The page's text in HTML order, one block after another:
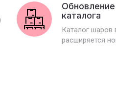
Обновление
каталога
Каталог шаров
расширяется